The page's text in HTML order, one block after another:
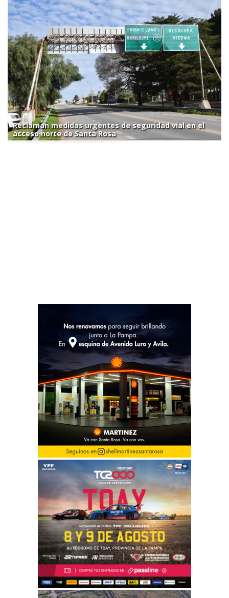
Reclaman medidas urgentes de seguridad vial en el
acceso norte de Santa Rosa